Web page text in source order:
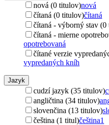
nová (0 titulov)nová
čítaná (0 titulov)čítaná
čítaná - výborný stav
čítaná - mierne
opotrebovaná
čítané verzie
vypredaných kníh
Jazyk
cudzí jazyk (35 titulov)
angličtina (34 titulov)
slovenčina (13 titulov)
čeština (1 titul)čeština1